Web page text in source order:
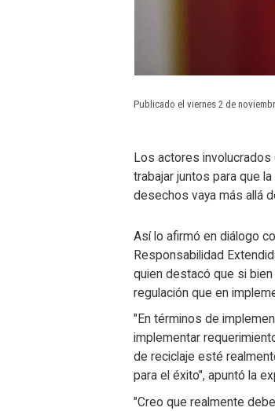
Publicado el viernes 2 de
Los actores
trabajar juntos para que
desechos vaya más allá
Así lo afirmó en diálogo
Responsabilidad
quien destacó que si bien
regulación que en
"En términos de
implementar
de reciclaje esté
para el éxito", apuntó la
"Creo que realmente